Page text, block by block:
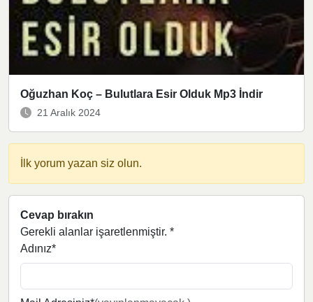
Oğuzhan Koç – Bulutlara Esir Olduk Mp3 İndir
21 Aralık 2024
İlk yorum yazan siz olun.
Cevap bırakın
Gerekli alanlar işaretlenmiştir. *
Adınız*